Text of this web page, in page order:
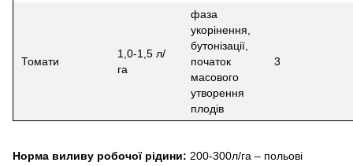
Томати
1,0-1,5 л/
га
фаза
укорінення,
бутонізації,
початок
масового
утворення
плодів
3
Норма виливу робочої рідини: 200-300л/га – по­льові